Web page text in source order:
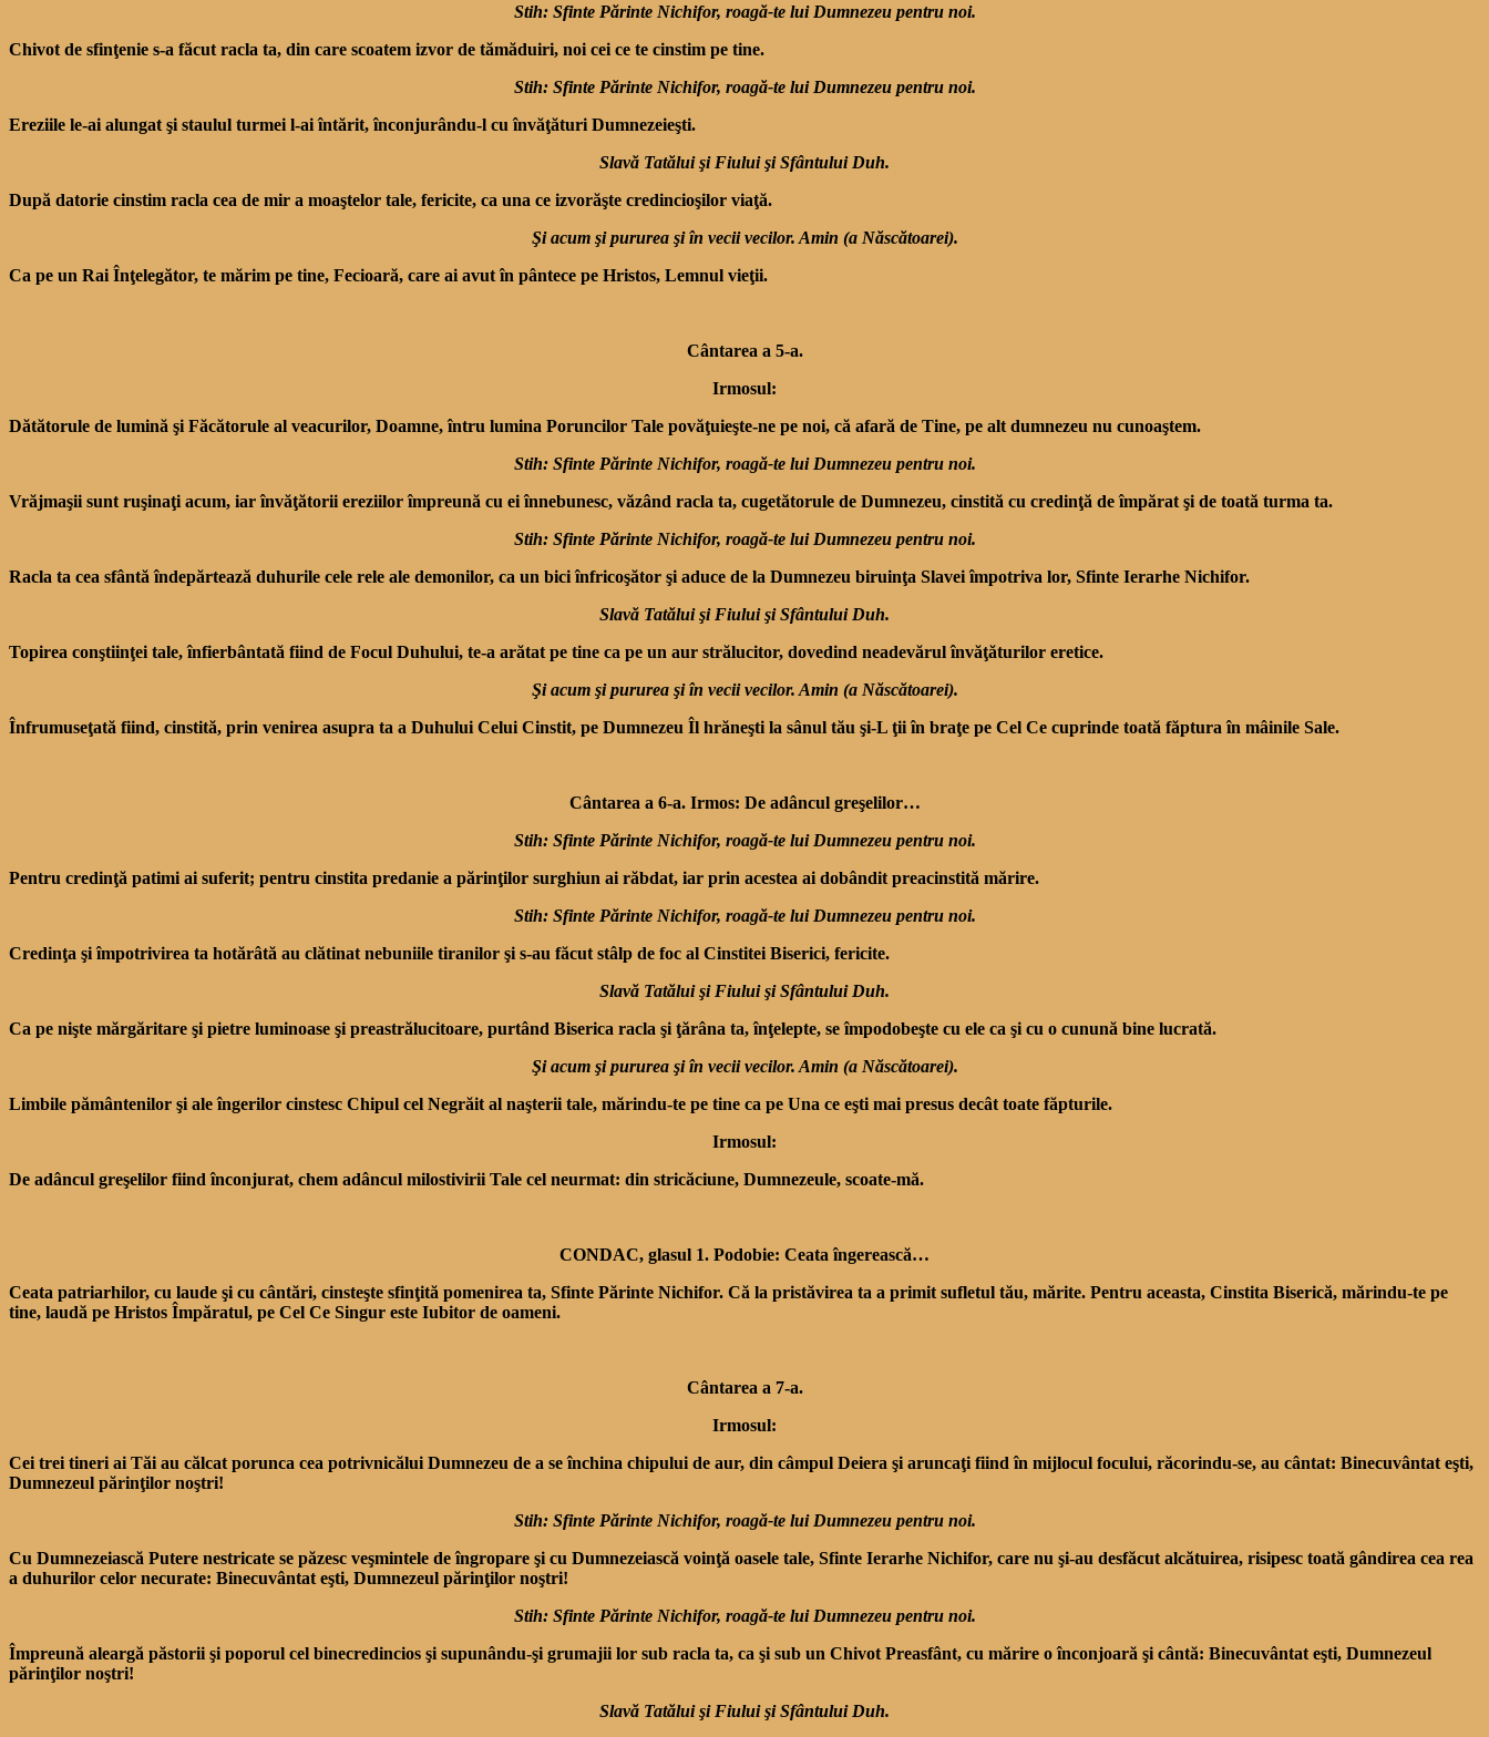
Stih: Sfinte Părinte Nichifor, roagă-te lui Dumnezeu pentru noi.
Chivot de sfinţenie s-a făcut racla ta, din care scoatem izvor de tămăduiri, noi cei ce te cinstim pe tine.
Stih: Sfinte Părinte Nichifor, roagă-te lui Dumnezeu pentru noi.
Ereziile le-ai alungat şi staulul turmei l-ai întărit, înconjurându-l cu învăţături Dumnezeieşti.
Slavă Tatălui şi Fiului şi Sfântului Duh.
După datorie cinstim racla cea de mir a moaştelor tale, fe­ricite, ca una ce izvorăşte cre­dincioşilor viaţă.
Şi acum şi pururea şi în vecii vecilor. Amin (a Născătoarei).
Ca pe un Rai Înţelegător, te mărim pe tine, Fecioară, care ai avut în pântece pe Hristos, Lemnul vieţii.
Cântarea a 5-a.
Irmosul:
Dătătorule de lumină şi Făcătorule al veacurilor, Doamne, întru lumina Poruncilor Tale povăţuieşte-ne pe noi, că afară de Tine, pe alt dumnezeu nu cunoaştem.
Stih: Sfinte Părinte Nichifor, roagă-te lui Dumnezeu pentru noi.
Vrăjmaşii sunt ruşinaţi acum, iar învăţătorii ereziilor împreu­nă cu ei înnebunesc, văzând racla ta, cugetătorule de Dum­nezeu, cinstită cu credinţă de împărat şi de toată turma ta.
Stih: Sfinte Părinte Nichifor, roagă-te lui Dumnezeu pentru noi.
Racla ta cea sfântă îndepăr­tează duhurile cele rele ale de­monilor, ca un bici înfricoşător şi aduce de la Dumnezeu biru­inţa Slavei împotriva lor, Sfinte Ierarhe Nichifor.
Slavă Tatălui şi Fiului şi Sfântului Duh.
Topirea conştiinţei tale, în­fierbântată fiind de Focul Duhu­lui, te-a arătat pe tine ca pe un aur strălucitor, dovedind ne­adevărul învăţăturilor eretice.
Şi acum şi pururea şi în vecii vecilor. Amin (a Născătoarei).
Înfrumuseţată fiind, cinstită, prin venirea asupra ta a Duhu­lui Celui Cinstit, pe Dumnezeu Îl hrăneşti la sânul tău şi-L ţii în braţe pe Cel Ce cuprinde toată făptura în mâinile Sale.
Cântarea a 6-a. Irmos: De adâncul greşelilor…
Stih: Sfinte Părinte Nichifor, roagă-te lui Dumnezeu pentru noi.
Pentru credinţă patimi ai suferit; pentru cinstita predanie a părinţilor surghiun ai răbdat, iar prin acestea ai dobândit preacinstită mărire.
Stih: Sfinte Părinte Nichifor, roagă-te lui Dumnezeu pentru noi.
Credinţa şi împotrivirea ta hotărâtă au clătinat nebuniile tiranilor şi s-au făcut stâlp de foc al Cinstitei Biserici, fericite.
Slavă Tatălui şi Fiului şi Sfântului Duh.
Ca pe nişte mărgăritare şi pietre luminoase şi preastrălucitoare, purtând Biserica racla şi ţărâna ta, înţelepte, se împo­dobeşte cu ele ca şi cu o cunună bine lucrată.
Şi acum şi pururea şi în vecii vecilor. Amin (a Născătoarei).
Limbile pământenilor şi ale îngerilor cinstesc Chipul cel Ne­grăit al naşterii tale, mărindu-te pe tine ca pe Una ce eşti mai presus decât toate făpturile.
Irmosul:
De adâncul greşelilor fiind înconjurat, chem adân­cul milostivirii Tale cel neurmat: din stricăciune, Dumnezeule, scoate-mă.
CONDAC, glasul 1. Podobie: Ceata îngerească…
Ceata patriarhilor, cu laude şi cu cântări, cinsteşte sfinţită pomenirea ta, Sfinte Părinte Nichifor. Că la pristăvirea ta a primit sufletul tău, mărite. Pentru aceasta, Cinstita Biserică, mărindu-te pe
tine, laudă pe Hristos Împăra­tul, pe Cel Ce Singur este Iubitor de oameni.
Cântarea a 7-a.
Irmosul:
Cei trei tineri ai Tăi au căl­cat porunca cea potrivnicălui Dumnezeu de a se închina chipului de aur, din câmpul Deiera şi aruncaţi fiind în mijlocul focului, răcorindu-se, au cântat: Binecuvântat eşti,
Dumnezeul părinţilor noştri!
Stih: Sfinte Părinte Nichifor, roagă-te lui Dumnezeu pentru noi.
Cu Dumnezeiască Putere ne­stricate se păzesc veşmintele de îngropare şi cu Dumnezeiască voinţă oasele tale, Sfinte Ierarhe Nichifor, care nu şi-au des­făcut alcătuirea, risipesc toată gândirea cea rea
a duhurilor ce­lor necurate: Binecuvântat eşti, Dumnezeul părinţilor noştri!
Stih: Sfinte Părinte Nichifor, roagă-te lui Dumnezeu pentru noi.
Împreună aleargă păstorii şi poporul cel binecredincios şi supunându-şi grumajii lor sub ra­cla ta, ca şi sub un Chivot Prea­sfânt, cu mărire o înconjoară şi cântă: Binecuvântat eşti, Dum­nezeul
părinţilor noştri!
Slavă Tatălui şi Fiului şi Sfântului Duh.